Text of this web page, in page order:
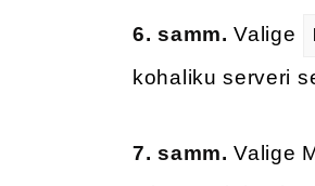
6. samm. Valige
kohaliku serveri
7. samm. Valige